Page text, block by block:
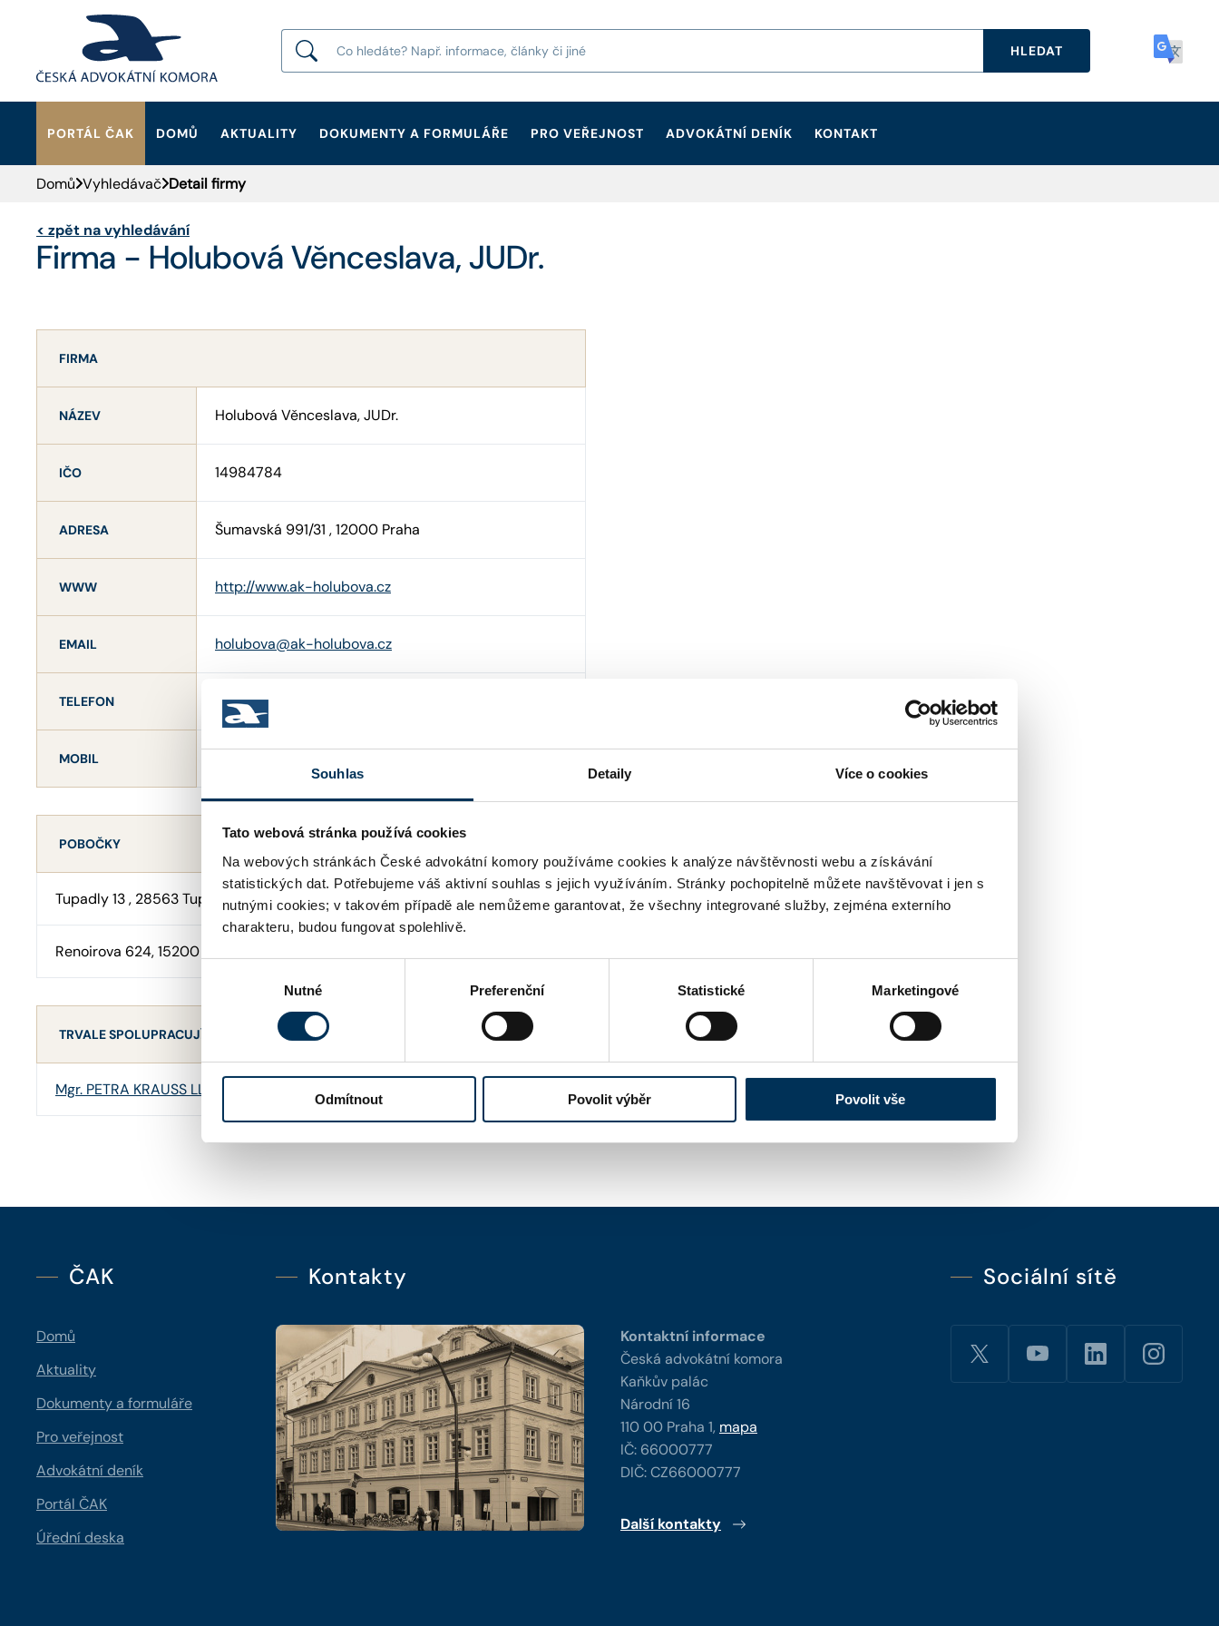
Souhlas Detaily Více o cookies
Tato webová stránka používá cookies
Na webových stránkách České advokátní komory používáme cookies k analýze návštěvnosti webu a získávání
statistických dat. Potřebujeme váš aktivní souhlas s jejich využíváním. Stránky pochopitelně můžete navštěvovat i jen s
nutnými cookies; v takovém případě ale nemůžeme garantovat, že všechny integrované služby, zejména externího
charakteru, budou fungovat spolehlivě.
Nutné Preferenční Statistické Marketingové
Odmítnout Povolit výběr Povolit vše
HLEDAT
PORTÁL ČAK DOMŮ AKTUALITY DOKUMENTY A FORMULÁŘE PRO VEŘEJNOST ADVOKÁTNÍ DENÍK
KONTAKT
HLEDAT
Domů Vyhledávač Detail firmy
< zpět na vyhledávání
Firma - Holubová Věnceslava, JUDr.
FIRMA
NÁZEV Holubová Věnceslava, JUDr.
IČO 14984784
ADRESA Šumavská 991/31 , 12000 Praha
WWW http://www.ak-holubova.cz
EMAIL holubova@ak-holubova.cz
TELEFON +420222983809
MOBIL
POBOČKY
Tupadly 13 , 28563 Tupadly
Renoirova 624, 15200 Praha - Jinonice
TRVALE SPOLUPRACUJÍCÍ ADVOKÁTI
Mgr. PETRA KRAUSS LL.M.
ČAK
Domů
Aktuality
Dokumenty a formuláře
Pro veřejnost
Advokátní deník
Portál ČAK
Úřední deska
Kontakty
Kontaktní informace
Česká advokátní komora
Kaňkův palác
Národní 16
110 00 Praha 1, mapa
IČ: 66000777
DIČ: CZ66000777
Další kontakty
Sociální sítě